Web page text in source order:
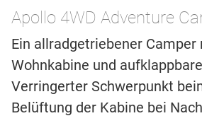
Apollo 4WD Adventure
Ein allradgetriebener
Wohnkabine und
Verringerter Schwerpunkt
Belüftung der Kabine bei